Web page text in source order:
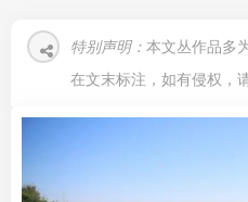
特别声明： 本文丛作品多
在文末标注，如有侵权，